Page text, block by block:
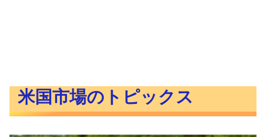
米国市場のトピックス